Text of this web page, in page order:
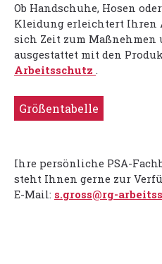
Ob Handschuhe, Hosen
Kleidung erleichtert Ihren
sich Zeit zum Maßnehmen
ausgestattet mit den
Arbeitsschutz .
Größentabelle
Ihre persönliche PSA-
steht Ihnen gerne zur
E-Mail: s.gross@rg-